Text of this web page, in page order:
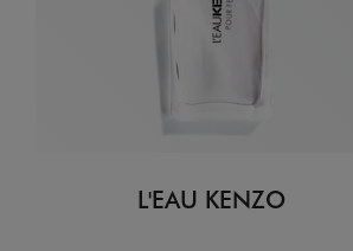
L'EAU KENZO